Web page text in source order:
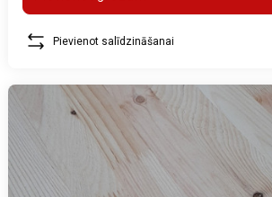
Pievienot salīdzināšanai